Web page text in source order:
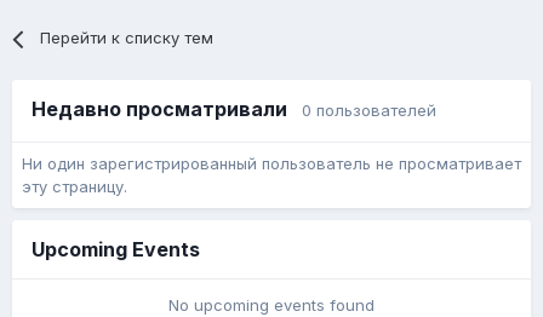
Перейти к списку тем
Недавно просматривали 0 пользователей
Ни один зарегистрированный пользователь не просматривает
эту страницу.
Upcoming Events
No upcoming events found